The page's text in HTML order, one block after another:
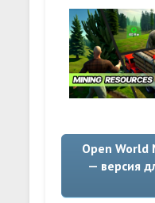
Open World
— версия